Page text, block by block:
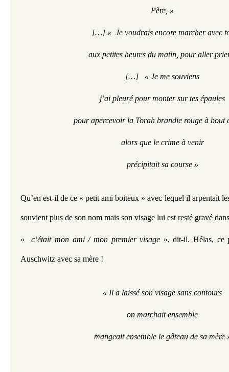
Père, »
[…] «  Je voudrais encore marcher avec
aux petites heures du matin, pour aller
[…]   « Je me souviens
j’ai pleuré pour monter sur tes épaules
pour apercevoir la Torah brandie rouge à bout
alors que le crime à venir
précipitait sa course »
Qu’en est-il de ce « petit ami boiteux » avec lequel il arpentait
souvient plus de son nom mais son visage lui est resté gravé
« c’était mon ami / mon premier visage », dit-il. Hélas, ce
Auschwitz avec sa mère !
« Il a laissé son visage sans contours
on marchait ensemble
mangeait ensemble le gâteau de sa mère